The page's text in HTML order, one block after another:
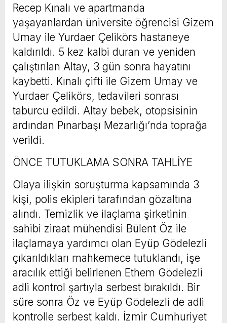
Recep Kınalı ve apartmanda
yaşayanlardan üniversite öğrencisi Gizem
Umay ile Yurdaer Çelikörs hastaneye
kaldırıldı. 5 kez kalbi duran ve yeniden
çalıştırılan Altay, 3 gün sonra hayatını
kaybetti. Kınalı çifti ile Gizem Umay ve
Yurdaer Çelikörs, tedavileri sonrası
taburcu edildi. Altay bebek, otopsisinin
ardından Pınarbaşı Mezarlığı’nda toprağa
verildi.
ÖNCE TUTUKLAMA SONRA TAHLİYE
Olaya ilişkin soruşturma kapsamında 3
kişi, polis ekipleri tarafından gözaltına
alındı. Temizlik ve ilaçlama şirketinin
sahibi ziraat mühendisi Bülent Öz ile
ilaçlamaya yardımcı olan Eyüp Gödelezli
çıkarıldıkları mahkemece tutuklandı, işe
aracılık ettiği belirlenen Ethem Gödelezli
adli kontrol şartıyla serbest bırakıldı. Bir
süre sonra Öz ve Eyüp Gödelezli de adli
kontrolle serbest kaldı. İzmir Cumhuriyet